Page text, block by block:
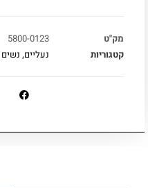
מק"ט
5800-0123
קטגוריות
נעליים, נשים